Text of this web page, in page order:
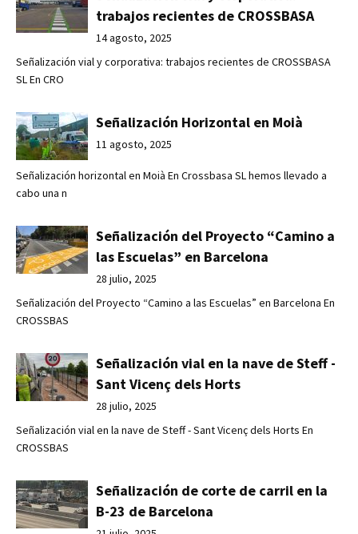
trabajos recientes de CROSSBASA
14 agosto, 2025
Señalización vial y corporativa: trabajos recientes de CROSSBASA
SL En CRO
Señalización Horizontal en Moià
11 agosto, 2025
Señalización horizontal en Moià En Crossbasa SL hemos llevado a
cabo una n
Señalización del Proyecto “Camino a
las Escuelas” en Barcelona
28 julio, 2025
Señalización del Proyecto “Camino a las Escuelas” en Barcelona En
CROSSBAS
Señalización vial en la nave de Steff -
Sant Vicenç dels Horts
28 julio, 2025
Señalización vial en la nave de Steff - Sant Vicenç dels Horts En
CROSSBAS
Señalización de corte de carril en la
B-23 de Barcelona